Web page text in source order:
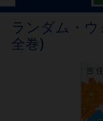
ランダム・
全巻)